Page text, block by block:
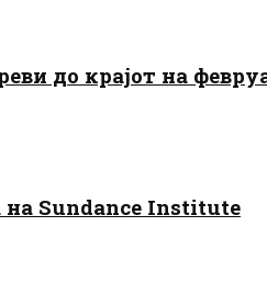
до крајот на
на Sundance Institute